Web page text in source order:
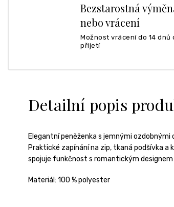
Bezstarostná
nebo vrácení
Možnost vrácení do 14 dnů
přijetí
Detailní popis
Elegantní peněženka s jemnými
Praktické zapínání na zip, tkaná podšívka
spojuje funkčnost s romantickým designem
Materiál: 100 % polyester